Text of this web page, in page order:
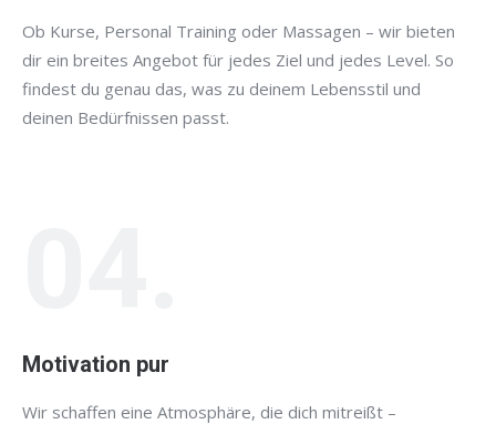
Ob Kurse, Personal Training oder Massagen – wir bieten
dir ein breites Angebot für jedes Ziel und jedes Level. So
findest du genau das, was zu deinem Lebensstil und
deinen Bedürfnissen passt.
Motivation pur
Wir schaffen eine Atmosphäre, die dich mitreißt –